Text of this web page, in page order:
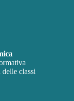
classi